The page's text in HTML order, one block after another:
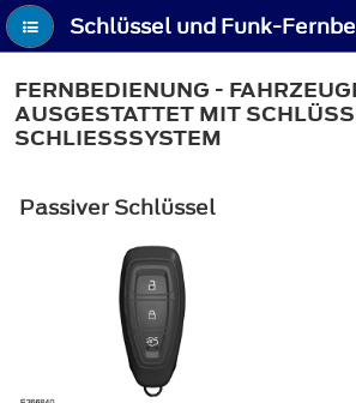
FERNBEDIENUNG -
AUSGESTATTET MIT
SCHLIESSSYSTEM
Passiver Schlüssel